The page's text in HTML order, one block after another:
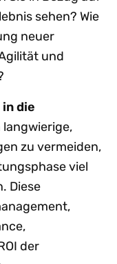
sehen? Wie
neuer
und
die
langwierige,
zu vermeiden,
viel
Diese
der